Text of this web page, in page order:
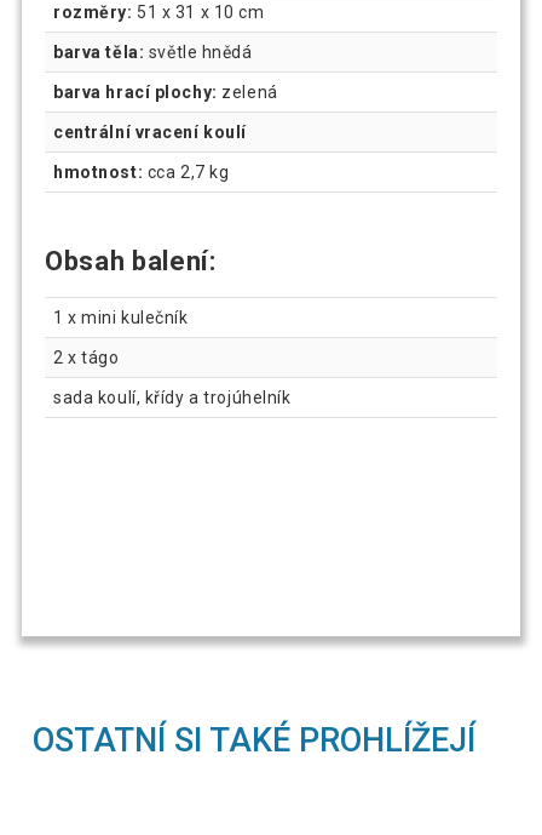
rozměry: 51 x 31 x 10 cm
barva těla: světle hnědá
barva hrací plochy: zelená
centrální vracení koulí
hmotnost: cca 2,7 kg
Obsah balení:
1 x mini kulečník
2 x tágo
sada koulí, křídy a trojúhelník
OSTATNÍ SI TAKÉ PROHLÍŽEJÍ